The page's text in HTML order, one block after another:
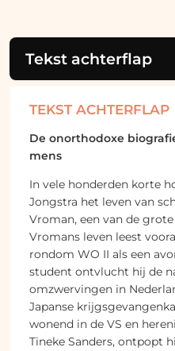
Tekst achterflap
TEKST ACHTERFLAP
De onorthodoxe
mens
In vele honderden korte
Jongstra het leven van
Vroman, een van de
Vromans leven leest
rondom WO II als een
student ontvlucht hij de
omzwervingen in
Japanse
wonend in de VS en
Tineke Sanders, ontpopt